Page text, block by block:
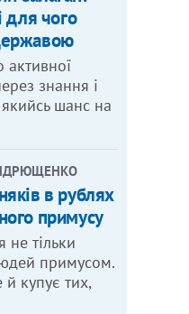
для чого
активної
знання і
шанс на
в рублях
примусу
не тільки
примусом.
купує тих,